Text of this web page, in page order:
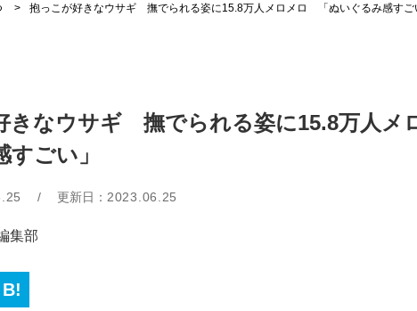
抱っこが好きなウサギ 撫でられる姿に15.8万人メロメロ 「ぬいぐるみ感すご
きなウサギ 撫でられる姿に15.8万人
ごい」
/ 更新日： 2023.06.25
集部
B!